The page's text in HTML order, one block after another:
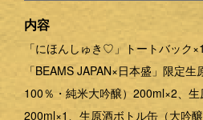
内容
「にほんしゅき♡」トートバック×1
「BEAMS JAPAN×日本盛」限定
100％・純米大吟醸）200ml×2、生
200ml×1、生原酒ボトル缶（大吟